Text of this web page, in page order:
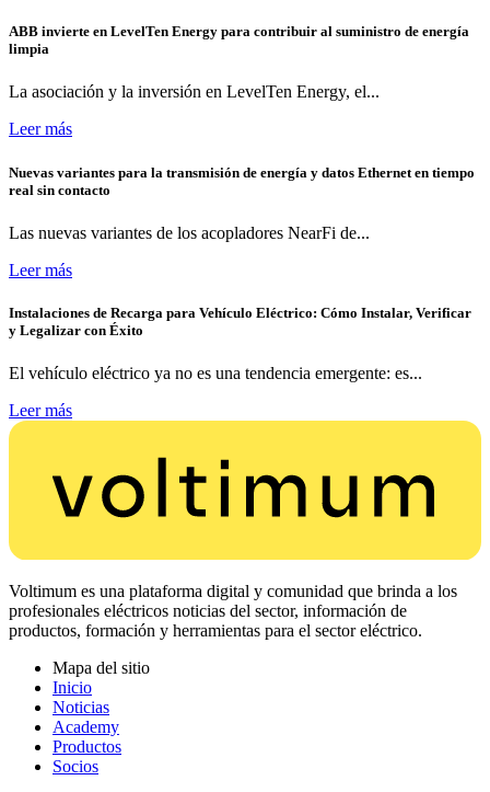
ABB invierte en LevelTen Energy para contribuir al suministro de energía
limpia
La asociación y la inversión en LevelTen Energy, el...
Leer más
Nuevas variantes para la transmisión de energía y datos Ethernet en tiempo
real sin contacto
Las nuevas variantes de los acopladores NearFi de...
Leer más
Instalaciones de Recarga para Vehículo Eléctrico: Cómo Instalar, Verificar
y Legalizar con Éxito
El vehículo eléctrico ya no es una tendencia emergente: es...
Leer más
Voltimum es una plataforma digital y comunidad que brinda a los
profesionales eléctricos noticias del sector, información de
productos, formación y herramientas para el sector eléctrico.
Mapa del sitio
Inicio
Noticias
Academy
Productos
Socios